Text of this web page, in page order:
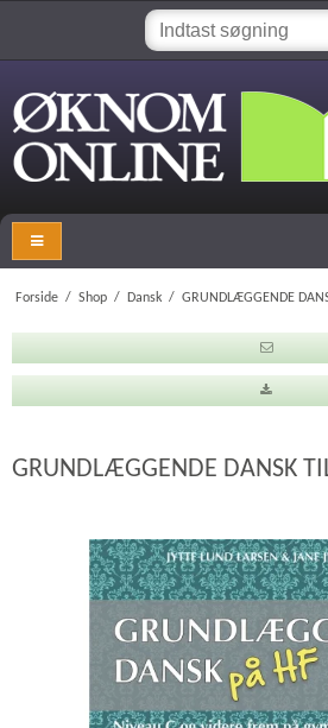
Forside / Shop / Dansk / GRUNDLÆGGENDE
GRUNDLÆGGENDE DANSK